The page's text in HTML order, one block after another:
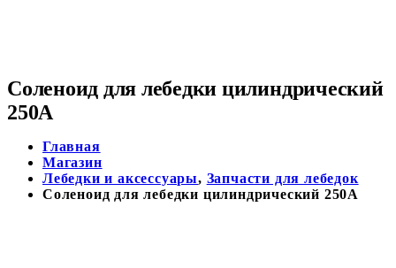
Соленоид для лебедки цилиндрический
250А
Главная
Магазин
Лебедки и аксессуары, Запчасти для лебедок
Соленоид для лебедки цилиндрический 250А